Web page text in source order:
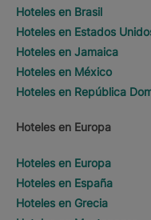
Hoteles en Brasil
Hoteles en Estados
Hoteles en Jamaica
Hoteles en México
Hoteles en República
Hoteles en Europa
Hoteles en Europa
Hoteles en España
Hoteles en Grecia